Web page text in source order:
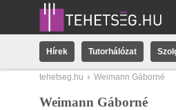
Hírek Tutorhálózat
tehetseg.hu Weimann Gáborné
Weimann Gáborné